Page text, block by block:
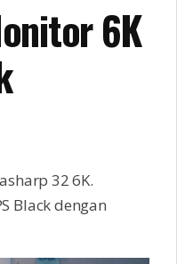
6K
32 6K.
Black dengan